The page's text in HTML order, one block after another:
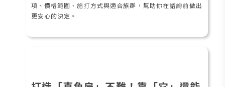
項、價格範圍、施打方式與適合族群，幫助你在諮詢前做出
更安心的決定。